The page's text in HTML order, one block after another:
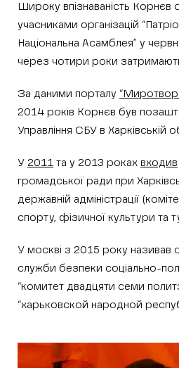
Широку впізнаваність Корнєв
учасниками організацій
Національна Асамблея” у
через чотири роки
За даними порталу
2014 років Корнєв був
Управління СБУ в Харківській
У 2011 та у 2013 роках входив
громадської ради при
державній адміністрації
спорту, фізичної культури та
У москві з 2015 року називав
служби безпеки соціально-
“комитет двадцяти семи
“харьковской народной